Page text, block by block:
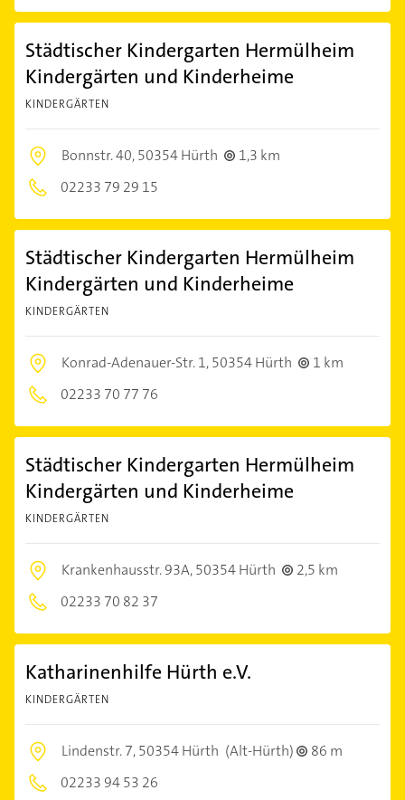
Städtischer Kindergarten Hermülheim
Kindergärten und Kinderheime
KINDERGÄRTEN
Bonnstr. 40,50354 Hürth
1,3 km
02233 79 29 15
Städtischer Kindergarten Hermülheim
Kindergärten und Kinderheime
KINDERGÄRTEN
Konrad-Adenauer-Str. 1,50354 Hürth
1 km
02233 70 77 76
Städtischer Kindergarten Hermülheim
Kindergärten und Kinderheime
KINDERGÄRTEN
Krankenhausstr. 93A,50354 Hürth
2,5 km
02233 70 82 37
Katharinenhilfe Hürth e.V.
KINDERGÄRTEN
Lindenstr. 7,50354 Hürth (Alt-Hürth)
86 m
02233 94 53 26